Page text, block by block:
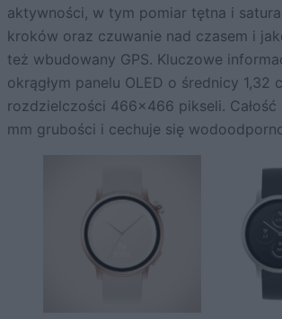
aktywności, w tym pomiar tętna i
kroków oraz czuwanie nad czasem i
też wbudowany GPS. Kluczowe
okrągłym panelu OLED o średnicy 1,32
rozdzielczości 466×466 pikseli. Całość
mm grubości i cechuje się